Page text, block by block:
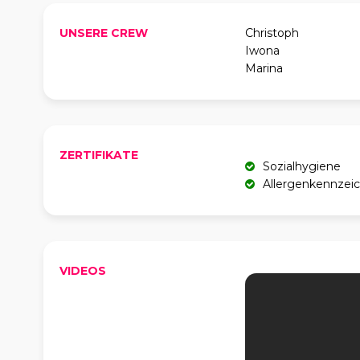
UNSERE CREW
Christoph
Iwona
Marina
ZERTIFIKATE
Sozialhygiene
VIDEOS